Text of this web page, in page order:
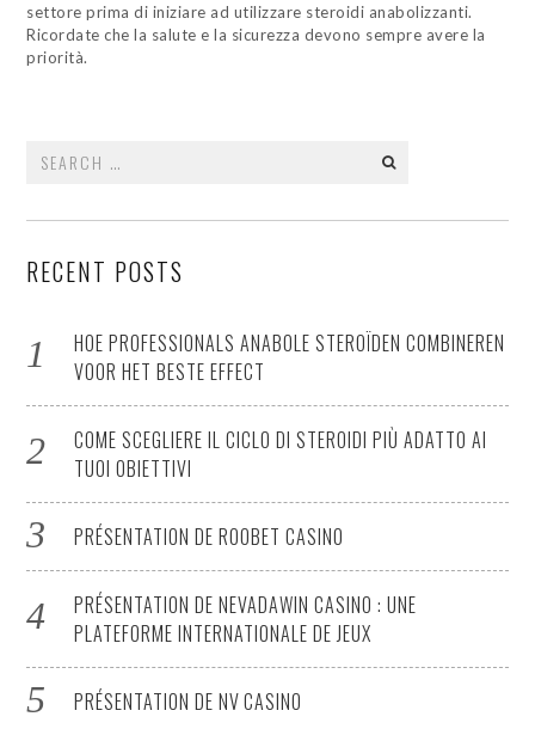
settore prima di iniziare ad utilizzare steroidi anabolizzanti.
Ricordate che la salute e la sicurezza devono sempre avere la
priorità.
for:
RECENT POSTS
HOE PROFESSIONALS ANABOLE STEROÏDEN COMBINEREN
VOOR HET BESTE EFFECT
COME SCEGLIERE IL CICLO DI STEROIDI PIÙ ADATTO AI
TUOI OBIETTIVI
PRÉSENTATION DE ROOBET CASINO
PRÉSENTATION DE NEVADAWIN CASINO : UNE
PLATEFORME INTERNATIONALE DE JEUX
PRÉSENTATION DE NV CASINO